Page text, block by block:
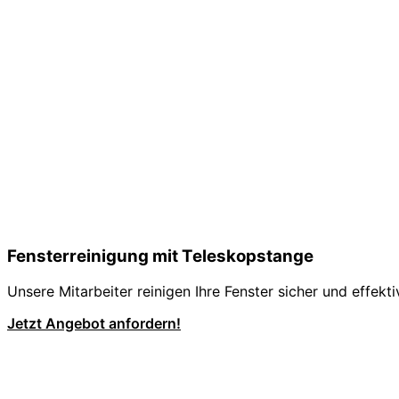
Fensterreinigung mit Teleskopstange
Unsere Mitarbeiter reinigen Ihre Fenster sicher und
Jetzt Angebot anfordern!